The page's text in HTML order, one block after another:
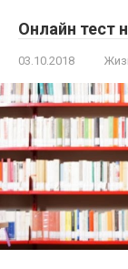
Онлайн тест
03.10.2018